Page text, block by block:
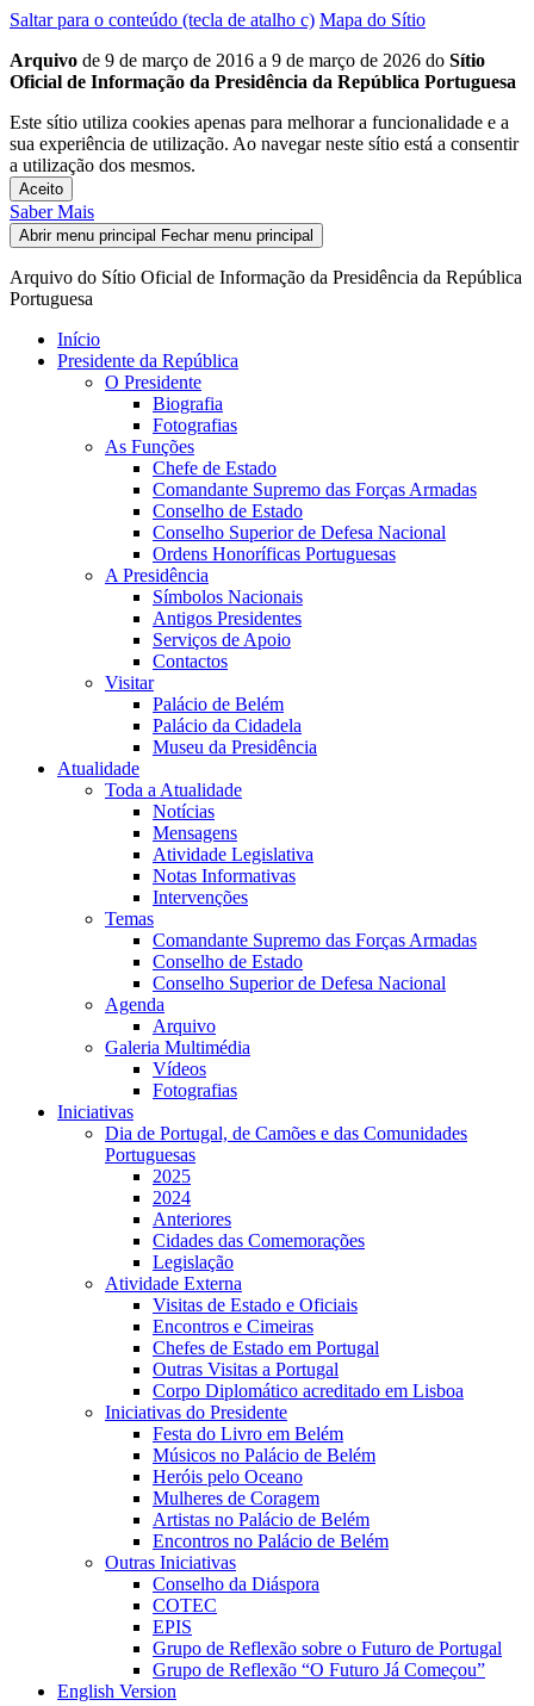
Saltar para o conteúdo (tecla de atalho c) Mapa do Sítio
Arquivo de 9 de março de 2016 a 9 de março de 2026 do Sítio
Oficial de Informação da Presidência da República Portuguesa
Este sítio utiliza cookies apenas para melhorar a funcionalidade e a
sua experiência de utilização. Ao navegar neste sítio está a consentir
a utilização dos mesmos.
Aceito
Saber Mais
Abrir menu principal Fechar menu principal
Arquivo do Sítio Oficial de Informação da Presidência da República
Portuguesa
Início
Presidente da República
O Presidente
Biografia
Fotografias
As Funções
Chefe de Estado
Comandante Supremo das Forças Armadas
Conselho de Estado
Conselho Superior de Defesa Nacional
Ordens Honoríficas Portuguesas
A Presidência
Símbolos Nacionais
Antigos Presidentes
Serviços de Apoio
Contactos
Visitar
Palácio de Belém
Palácio da Cidadela
Museu da Presidência
Atualidade
Toda a Atualidade
Notícias
Mensagens
Atividade Legislativa
Notas Informativas
Intervenções
Temas
Comandante Supremo das Forças Armadas
Conselho de Estado
Conselho Superior de Defesa Nacional
Agenda
Arquivo
Galeria Multimédia
Vídeos
Fotografias
Iniciativas
Dia de Portugal, de Camões e das Comunidades
Portuguesas
2025
2024
Anteriores
Cidades das Comemorações
Legislação
Atividade Externa
Visitas de Estado e Oficiais
Encontros e Cimeiras
Chefes de Estado em Portugal
Outras Visitas a Portugal
Corpo Diplomático acreditado em Lisboa
Iniciativas do Presidente
Festa do Livro em Belém
Músicos no Palácio de Belém
Heróis pelo Oceano
Mulheres de Coragem
Artistas no Palácio de Belém
Encontros no Palácio de Belém
Outras Iniciativas
Conselho da Diáspora
COTEC
EPIS
Grupo de Reflexão sobre o Futuro de Portugal
Grupo de Reflexão “O Futuro Já Começou”
English Version